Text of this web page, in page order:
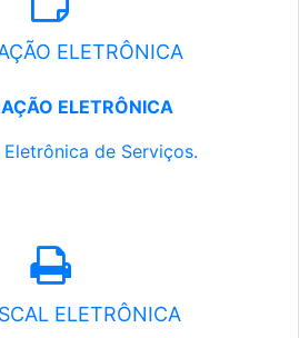
ELETRÔNICA
ELETRÔNICA
de Serviços.
ELETRÔNICA